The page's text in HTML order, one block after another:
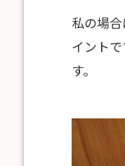
私の場
イント
す。